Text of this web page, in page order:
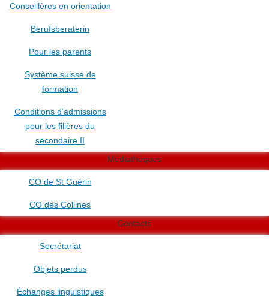
Conseillères en orientation
Berufsberaterin
Pour les parents
Système suisse de
formation
Conditions d’admissions
pour les filières du
secondaire II
Médiathèques
CO de St Guérin
CO des Collines
Contacts
Secrétariat
Objets perdus
Échanges linguistiques